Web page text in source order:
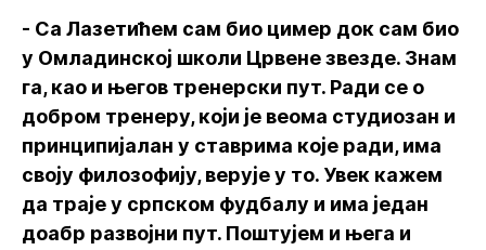
- Са Лазетићем сам био цимер док сам био
у Омладинској школи Црвене звезде. Знам
га, као и његов тренерски пут. Ради се о
добром тренеру, који је веома студиозан и
принципијалан у ставрима које ради, има
своју филозофију, верује у то. Увек кажем
да траје у српском фудбалу и има један
доабр развојни пут. Поштујем и њега и